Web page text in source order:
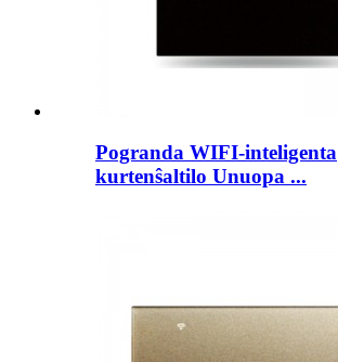
Pogranda WIFI-inteligenta
kurtenŝaltilo Unuopa ...